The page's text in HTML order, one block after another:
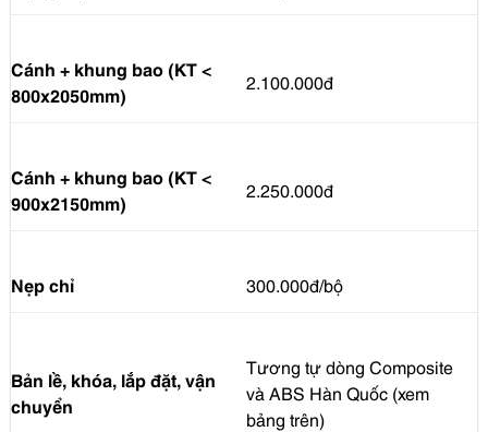
Cánh + khung bao (KT <
800x2050mm)
2.100.000đ
Cánh + khung bao (KT <
900x2150mm)
2.250.000đ
Nẹp chỉ 300.000đ/bộ
Bản lề, khóa, lắp đặt, vận
chuyển
Tương tự dòng Composite
và ABS Hàn Quốc (xem
bảng trên)